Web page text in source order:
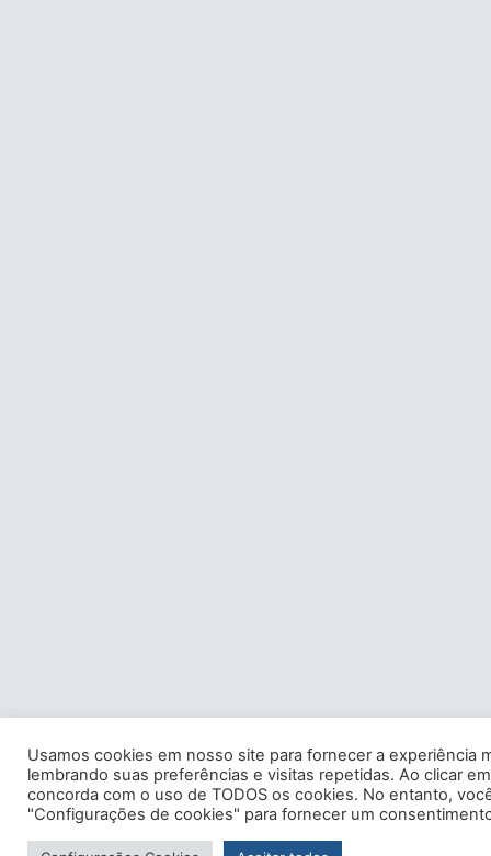
Usamos cookies em nosso site para fornecer a experiência
lembrando suas preferências e visitas repetidas. Ao clicar
concorda com o uso de TODOS os cookies. No entanto,
"Configurações de cookies" para fornecer um